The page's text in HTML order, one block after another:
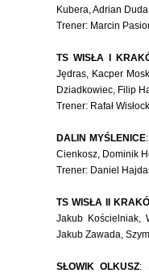
Kubera, Adrian
Trener: Marcin
TS WISŁA I
Jędras, Kacper
Dziadkowiec, Filip
Trener: Rafał
DALIN MYŚLENICE
Cienkosz, Dominik
Trener: Daniel
TS WISŁA II
Jakub Kościelniak,
Jakub Zawada,
SŁOWIK OLKUSZ: